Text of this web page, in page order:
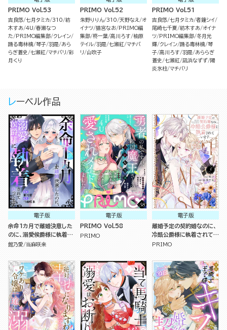
PRIMO Vol.53
吉良悠 七月タミカ 310 紡
木すあ 4U 春瀬なつ
た
PRIMO編集部 クレイン
踊る毒林檎 琴子 羽是 あら
らぎ蒼史
七瀬紅 マチバリ 彩
月くり
PRIMO Vol.52
朱野りりん 310 天野なえ
オ
イナツ 猫宮なお
PRIMO編
集部 柊一葉 高川ろす 柚原
テイル 羽是 七瀬紅 マチバ
リ
山吹子
PRIMO Vol.51
吉良悠 七月タミカ 者鐘シイ
尾崎七千夏 紡木すあ オイナ
ツ
PRIMO編集部 冬月光
輝 クレイン 踊る毒林檎 琴
子 高川ろす 羽是 あららぎ
蒼史
七瀬紅 凪浜なずず 陽
炎氷柱 マチバリ
レーベル作品
電子版
余命1カ月で離婚決意した
のに、溺愛侯爵様に執着さ
れて困ってます（単話版）
館乃愛 当麻咲来
電子版
PRIMO Vol.58
PRIMO
電子版
離婚予定の契約婚なのに、
冷酷公爵様に執着されてい
ます （5）
PRIMO